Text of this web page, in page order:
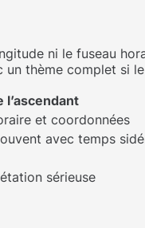
ni le fuseau
thème complet si
l’ascendant
et coordonnées
avec temps
sérieuse